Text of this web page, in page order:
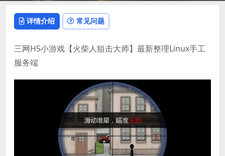
详情介绍 常见问题
三网H5小游戏【火柴人狙击大师】最新整理Linux手工
服务端